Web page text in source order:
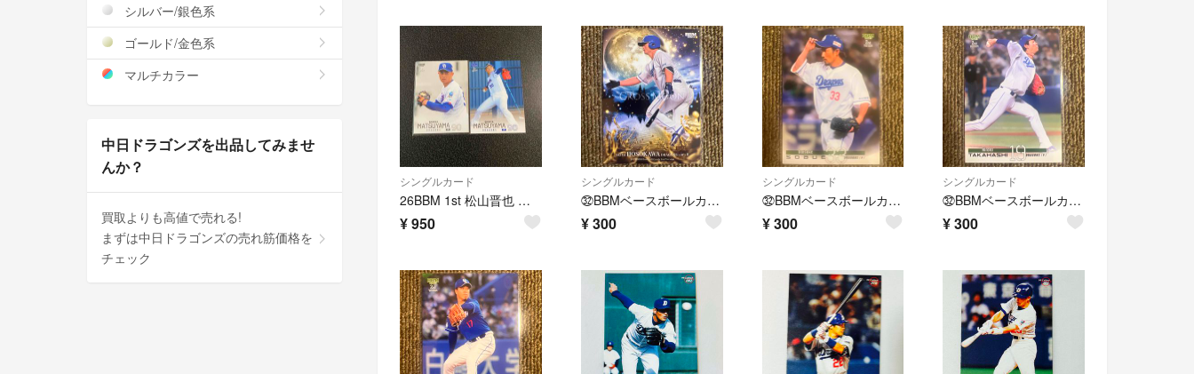
シングルカード
26BBM 1st 松山晋也 中日 シークレット版レギュラーカード2枚セット
¥950
シングルカード
㉜BBMベースボールカード 2023 細川成也 CROSS MOON
¥300
シングルカード
㉜BBMベースボールカード 2023 祖父江大輔
¥300
シングルカード
㉜BBMベースボールカード 2023 髙橋宏斗
¥300
シルバー/銀色系
ゴールド/金色系
マルチカラー
中日ドラゴンズを出品してみませ
んか？
買取よりも高値で売れる!
まずは中日ドラゴンズの売れ筋価格を
チェック